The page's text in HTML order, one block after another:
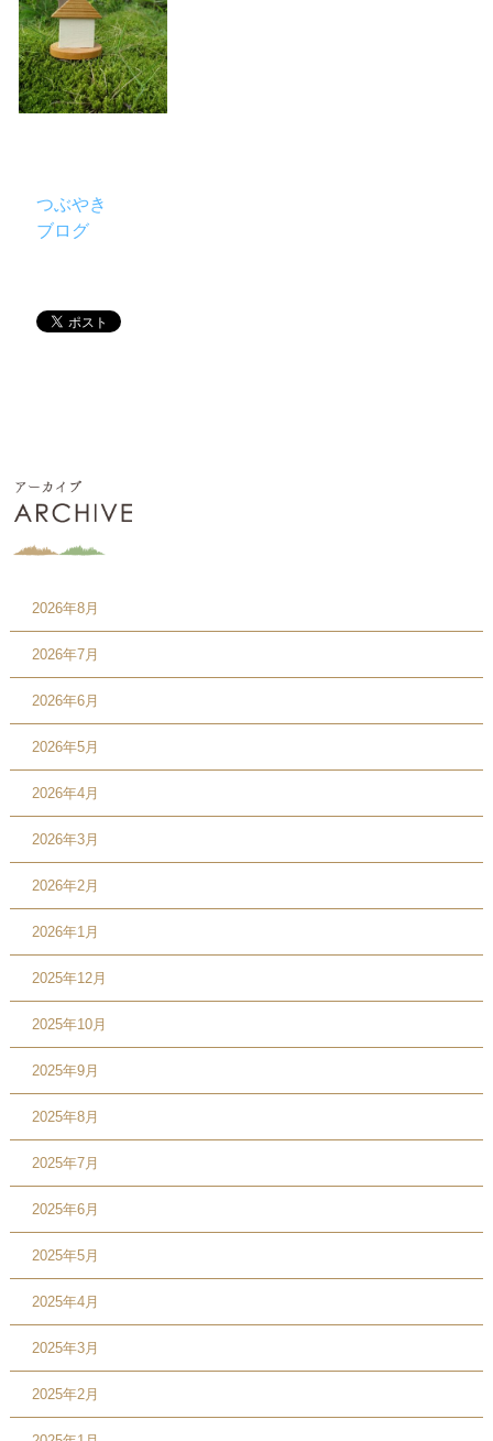
つぶやき
ブログ
2026年8月
2026年7月
2026年6月
2026年5月
2026年4月
2026年3月
2026年2月
2026年1月
2025年12月
2025年10月
2025年9月
2025年8月
2025年7月
2025年6月
2025年5月
2025年4月
2025年3月
2025年2月